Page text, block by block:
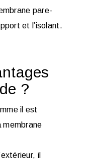
pare-
et l’isolant.
?
il est
il